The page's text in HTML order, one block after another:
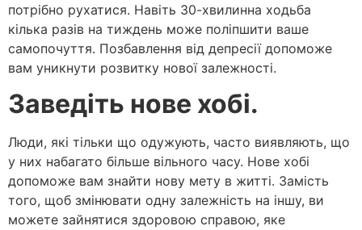
потрібно рухатися. Навіть 30-хвилинна ходьба
кілька разів на тиждень може поліпшити ваше
самопочуття. Позбавлення від депресії допоможе
вам уникнути розвитку нової залежності.
Заведіть нове хобі.
Люди, які тільки що одужують, часто виявляють, що
у них набагато більше вільного часу. Нове хобі
допоможе вам знайти нову мету в житті. Замість
того, щоб змінювати одну залежність на іншу, ви
можете зайнятися здоровою справою, яке